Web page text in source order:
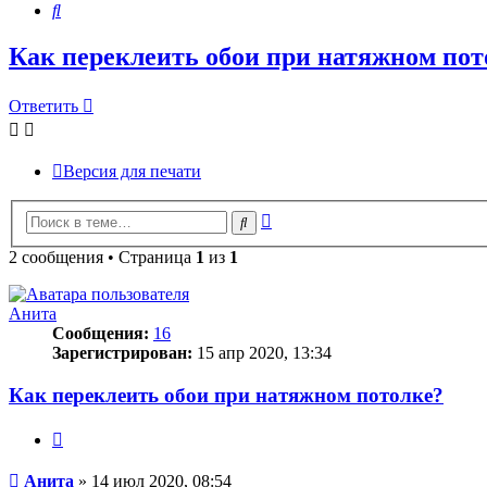
Поиск
Как переклеить обои при натяжном
Ответить
Ответить
Версия для печати
Поиск
2 сообщения • Страница 1 из 1
Анита
Сообщения: 16
Зарегистрирован: 15 апр 2020, 13:34
Как переклеить обои при натяжном потолке?
Сообщение
Анита » 14 июл 2020, 08:54